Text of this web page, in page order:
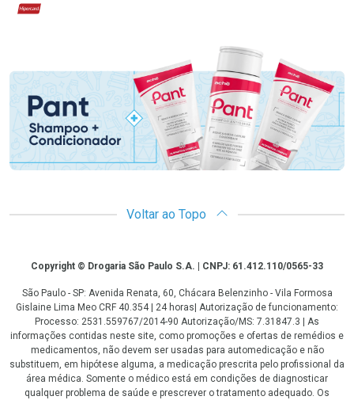
Hipercard
Promoção em Destaque
Voltar ao Topo
CopyrightCopyright © Drogaria São Paulo S.A. | CNPJ: 61.412.110/0565-33
São Paulo - SP: Avenida Renata, 60, Chácara Belenzinho - Vila Formosa
Gislaine Lima Meo CRF 40.354 | 24 horas| Autorização de funcionamento:
Processo: 2531.559767/2014-90 Autorização/MS: 7.31847.3 | As
informações contidas neste site, como promoções e ofertas de remédios e
medicamentos, não devem ser usadas para automedicação e não
substituem, em hipótese alguma, a medicação prescrita pelo profissional da
área médica. Somente o médico está em condições de diagnosticar
qualquer problema de saúde e prescrever o tratamento adequado. Os